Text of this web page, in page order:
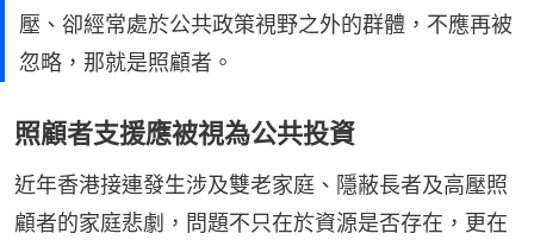
壓、卻經常處於公共政策視野之外的群體，不應再被
忽略，那就是照顧者。
照顧者支援應被視為公共投資
近年香港接連發生涉及雙老家庭、隱蔽長者及高壓照
顧者的家庭悲劇，問題不只在於資源是否存在，更在